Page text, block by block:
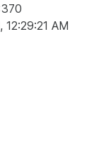
12:29:21 AM